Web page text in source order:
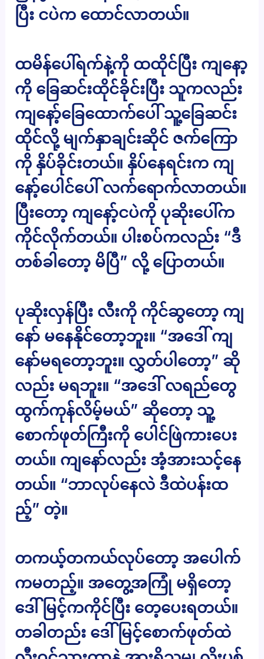
ပြီး ငပဲက ထောင်လာတယ်။
ထမိန်ပေါ်ရက်နဲ့ကို ထထိုင်ပြီး ကျနော့
ကို ခြေဆင်းထိုင်ခိုင်းပြီး သူကလည်း
ကျနော့်ခြေထောက်ပေါ် သူ့ခြေဆင်း
ထိုင်လို့ မျက်နှာချင်းဆိုင် ဇက်ကြော
ကို နှိပ်ခိုင်းတယ်။ နှိပ်နေရင်းက ကျ
နော့်ပေါင်ပေါ် လက်ရောက်လာတယ်။
ပြီးတော့ ကျနော့်ငပဲကို ပုဆိုးပေါ်က
ကိုင်လိုက်တယ်။ ပါးစပ်ကလည်း “ဒီ
တစ်ခါတော့ မိပြီ” လို့ ပြောတယ်။
ပုဆိုးလှန်ပြီး လီးကို ကိုင်ဆွတော့ ကျ
နော် မနေနိုင်တော့ဘူး။ “အဒေါ် ကျ
နော်မရတော့ဘူး။ လွှတ်ပါတော့” ဆို
လည်း မရဘူး။ “အဒေါ် လရည်တွေ
ထွက်ကုန်လိမ့်မယ်” ဆိုတော့ သူ့
စောက်ဖုတ်ကြီးကို ပေါင်ဖြဲကားပေး
တယ်။ ကျနော်လည်း အံ့အားသင့်နေ
တယ်။ “ဘာလုပ်နေလဲ ဒီထဲပန်းထ
ည့်” တဲ့။
တကယ့်တကယ်လုပ်တော့ အပေါက်
ကမတည့်။ အတွေ့အကြုံ မရှိတော့
ဒေါ်မြင့်ကကိုင်ပြီး တေ့ပေးရတယ်။
တခါတည်း ဒေါ်မြင့်စောက်ဖုတ်ထဲ